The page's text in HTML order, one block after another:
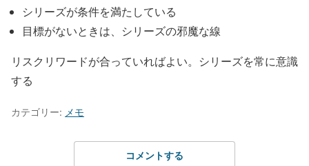
シリーズが条件を満たしている
目標がないときは、シリーズの邪魔な線
リスクリワードが合っていればよい。シリーズを常に意識
する
カテゴリー: メモ
コメントする